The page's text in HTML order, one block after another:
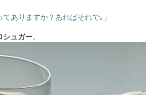
ありますか？あればそれで｡」
シュガー。